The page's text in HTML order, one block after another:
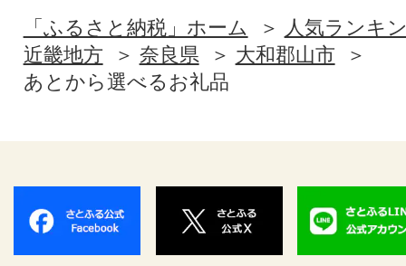
「ふるさと納税」ホーム
人気ランキ
近畿地方
奈良県
大和郡山市
あとから選べるお礼品